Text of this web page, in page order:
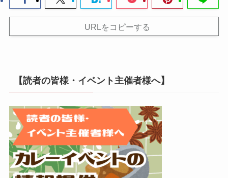
URLをコピーする
【読者の皆様・イベント主催者様へ】